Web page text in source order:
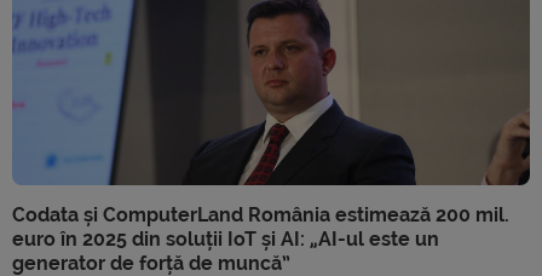
Codata și ComputerLand România estimează 200 mil.
euro în 2025 din soluții IoT și AI: „AI-ul este un
generator de forță de muncă”